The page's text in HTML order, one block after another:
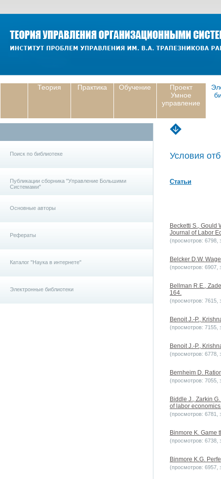
Теория Практика Обучение
Проект
Умное
управление
Поиск по библиотеке
Публикации сборника "Управление Большими
Системами"
Основные авторы
Рефераты
Каталог "Наука в интернете"
Электронные библиотеки
Условия
Статьи
Becketti S., Gould
Journal of Labor
(просмотров: 6798,
Belcker D.W.
(просмотров: 6907,
Bellman R.E.,
164.
(просмотров: 7615,
Benoit J.-P.,
(просмотров: 7155,
Benoit J.-P.,
(просмотров: 6778,
Bernheim D.
(просмотров: 7055,
Biddle J., Zarkin
of labor
(просмотров: 6781,
Binmore K. Game
(просмотров: 6738,
Binmore K.G.
(просмотров: 6957,